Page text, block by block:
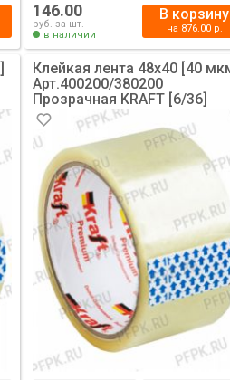
146.00
руб. за шт.
в наличии
В корзину
на 876.00р.
Клейкая лента 48х40 [40
Арт.400200/380200
Прозрачная KRAFT [6/36]